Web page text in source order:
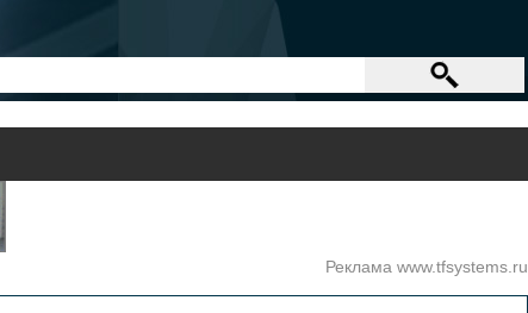
Реклама www.tfsystems.ru